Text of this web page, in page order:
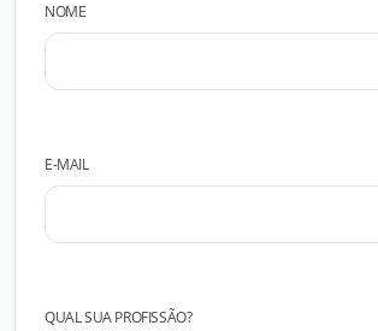
NOME
E-MAIL
QUAL SUA PROFISSÃO?